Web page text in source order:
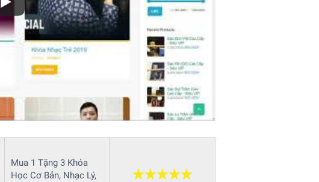
Mua 1 Tặng 3 Khóa
Học Cơ Bản, Nhạc Lý,